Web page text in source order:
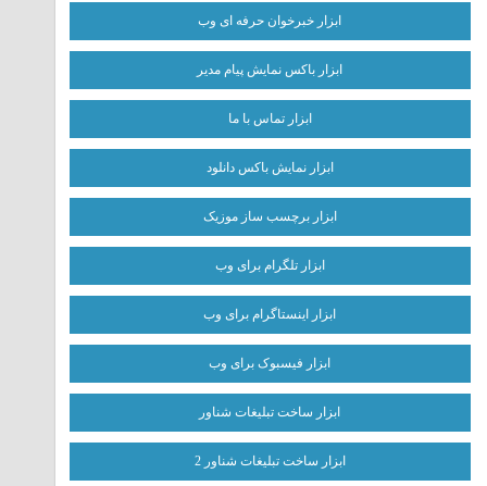
ابزار خبرخوان حرفه ای وب
ابزار باکس نمایش پیام مدیر
ابزار تماس با ما
ابزار نمایش باکس دانلود
ابزار برچسب ساز موزیک
ابزار تلگرام برای وب
ابزار اینستاگرام برای وب
ابزار فیسبوک برای وب
ابزار ساخت تبلیغات شناور
ابزار ساخت تبلیغات شناور 2